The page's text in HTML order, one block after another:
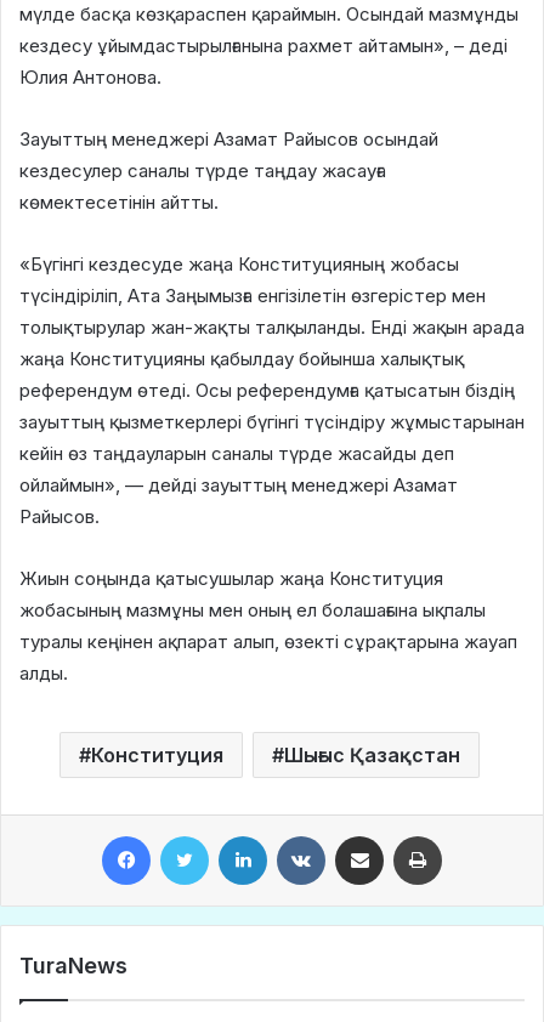
мүлде басқа көзқараспен қараймын. Осындай мазмұнды
кездесу ұйымдастырылғанына рахмет айтамын», – деді
Юлия Антонова.
Зауыттың менеджері Азамат Райысов осындай
кездесулер саналы түрде таңдау жасауға
көмектесетінін айтты.
«Бүгінгі кездесуде жаңа Конституцияның жобасы
түсіндіріліп, Ата Заңымызға енгізілетін өзгерістер мен
толықтырулар жан-жақты талқыланды. Енді жақын арада
жаңа Конституцияны қабылдау бойынша халықтық
референдум өтеді. Осы референдумға қатысатын біздің
зауыттың қызметкерлері бүгінгі түсіндіру жұмыстарынан
кейін өз таңдауларын саналы түрде жасайды деп
ойлаймын», — дейді зауыттың менеджері Азамат
Райысов.
Жиын соңында қатысушылар жаңа Конституция
жобасының мазмұны мен оның ел болашағына ықпалы
туралы кеңінен ақпарат алып, өзекті сұрақтарына жауап
алды.
Конституция Шығыс Қазақстан
TuraNews